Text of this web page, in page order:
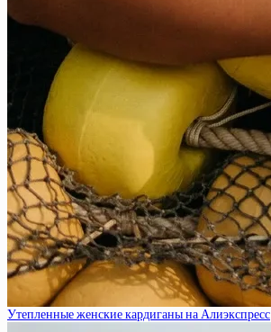
Утепленные женские кардиганы на Алиэкспресс